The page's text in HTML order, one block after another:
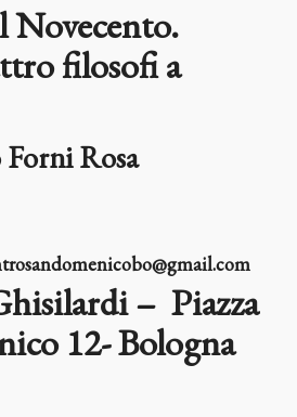
Novecento.
filosofi a
Forni Rosa
– Piazza
12- Bologna